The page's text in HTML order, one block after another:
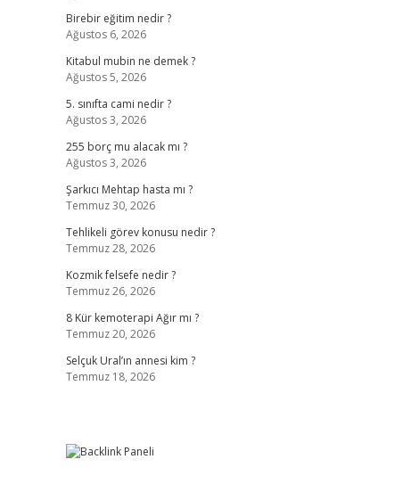
Birebir eğitim nedir ?
Ağustos 6, 2026
Kitabul mubin ne demek ?
Ağustos 5, 2026
5. sınıfta cami nedir ?
Ağustos 3, 2026
255 borç mu alacak mı ?
Ağustos 3, 2026
Şarkıcı Mehtap hasta mı ?
Temmuz 30, 2026
Tehlikeli görev konusu nedir ?
Temmuz 28, 2026
Kozmik felsefe nedir ?
Temmuz 26, 2026
8 Kür kemoterapi Ağır mı ?
Temmuz 20, 2026
Selçuk Ural’ın annesi kim ?
Temmuz 18, 2026